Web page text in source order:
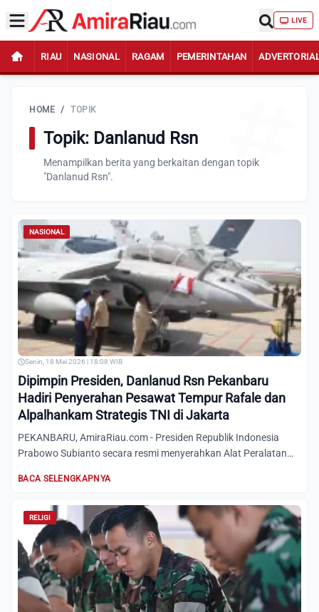
LIVE
RIAU NASIONAL RAGAM PEMERINTAHAN
HOME / TOPIK
Topik: Danlanud Rsn
Menampilkan berita yang berkaitan dengan topik
"Danlanud Rsn".
NASIONAL
Senin, 18 Mei 2026 | 18:08 WIB
Dipimpin Presiden, Danlanud Rsn Pekanbaru
Hadiri Penyerahan Pesawat Tempur Rafale dan
Alpalhankam Strategis TNI di Jakarta
PEKANBARU, AmiraRiau.com - Presiden Republik Indonesia
Prabowo Subianto secara resmi menyerahkan Alat Peralatan
BACA SELENGKAPNYA
RELIGI